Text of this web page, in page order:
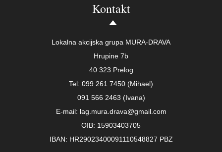
Kontakt
Lokalna akcijska grupa MURA-DRAVA
Hrupine 7b
40 323 Prelog
Tel: 099 261 7450 (Mihael)
091 566 2463 (Ivana)
E-mail: lag.mura.drava@gmail.com
OIB: 15903403705
IBAN: HR29023400091110548827 PBZ